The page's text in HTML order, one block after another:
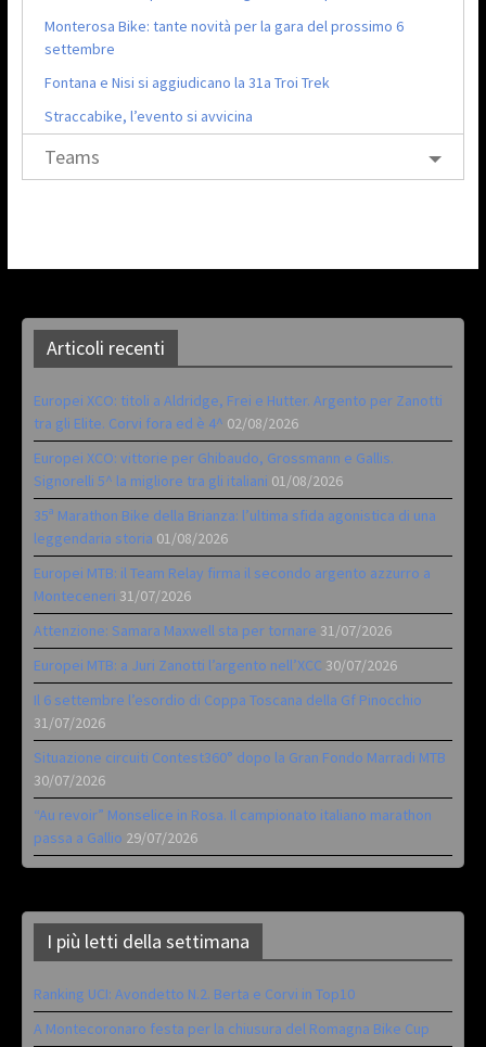
Monterosa Bike: tante novità per la gara del prossimo 6
settembre
Fontana e Nisi si aggiudicano la 31a Troi Trek
Straccabike, l’evento si avvicina
Teams
Articoli recenti
Europei XCO: titoli a Aldridge, Frei e Hutter. Argento per Zanotti
tra gli Elite. Corvi fora ed è 4^ 02/08/2026
Europei XCO: vittorie per Ghibaudo, Grossmann e Gallis.
Signorelli 5^ la migliore tra gli italiani 01/08/2026
35ª Marathon Bike della Brianza: l’ultima sfida agonistica di una
leggendaria storia 01/08/2026
Europei MTB: il Team Relay firma il secondo argento azzurro a
Monteceneri 31/07/2026
Attenzione: Samara Maxwell sta per tornare 31/07/2026
Europei MTB: a Juri Zanotti l’argento nell’XCC 30/07/2026
Il 6 settembre l’esordio di Coppa Toscana della Gf Pinocchio
31/07/2026
Situazione circuiti Contest360° dopo la Gran Fondo Marradi MTB
30/07/2026
“Au revoir” Monselice in Rosa. Il campionato italiano marathon
passa a Gallio 29/07/2026
I più letti della settimana
Ranking UCI: Avondetto N.2. Berta e Corvi in Top10
A Montecoronaro festa per la chiusura del Romagna Bike Cup